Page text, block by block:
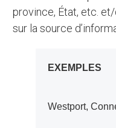
province, État, etc.
sur la source
EXEMPLES
Westport,